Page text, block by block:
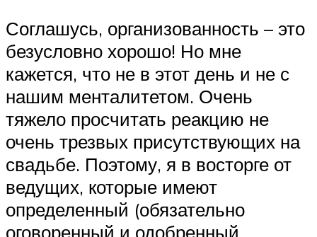
Соглашусь, организованность – это
безусловно хорошо! Но мне
кажется, что не в этот день и не с
нашим менталитетом. Очень
тяжело просчитать реакцию не
очень трезвых присутствующих на
свадьбе. Поэтому, я в восторге от
ведущих, которые имеют
определенный (обязательно
оговоренный и одобренный